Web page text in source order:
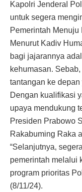
Kapolri Jenderal
untuk segera
Pemerintah
Menurut Kadiv
bagi jajarannya
kehumasan.
tantangan ke
Dengan kualifikasi
upaya mendukung
Presiden Prabowo
Rakabuming Raka
“Selanjutnya,
pemerintah melalui
program prioritas
(8/11/24).